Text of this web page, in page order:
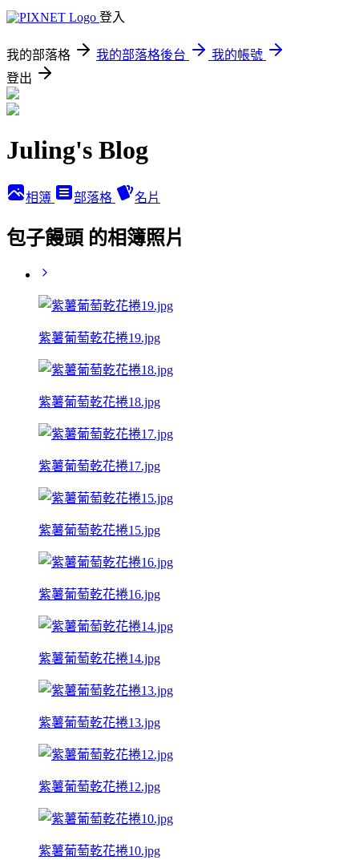
登入
我的部落格 我的部落格後台
我的帳號
登出
Juling's Blog
相簿 部落格 名片
包子饅頭 的相簿照片
紫薯葡萄乾花捲19.jpg
紫薯葡萄乾花捲18.jpg
紫薯葡萄乾花捲17.jpg
紫薯葡萄乾花捲15.jpg
紫薯葡萄乾花捲16.jpg
紫薯葡萄乾花捲14.jpg
紫薯葡萄乾花捲13.jpg
紫薯葡萄乾花捲12.jpg
紫薯葡萄乾花捲10.jpg